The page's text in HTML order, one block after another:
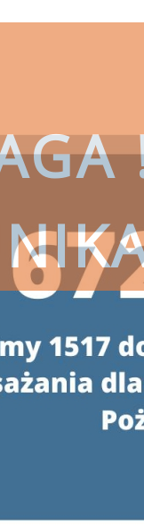
Ochrony